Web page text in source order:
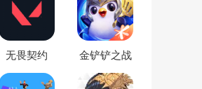
无畏契约 金铲铲之战